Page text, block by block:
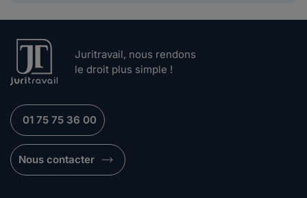
Juritravail, nous rendons
le droit plus simple !
01 75 75 36 00
Nous contacter